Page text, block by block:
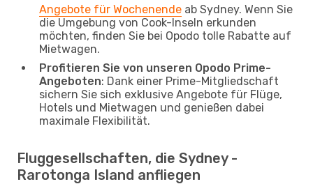
Angebote für Wochenende ab Sydney. Wenn Sie
die Umgebung von Cook-Inseln erkunden
möchten, finden Sie bei Opodo tolle Rabatte auf
Mietwagen.
Profitieren Sie von unseren Opodo Prime-
Angeboten: Dank einer Prime-Mitgliedschaft
sichern Sie sich exklusive Angebote für Flüge,
Hotels und Mietwagen und genießen dabei
maximale Flexibilität.
Fluggesellschaften, die Sydney -
Rarotonga Island anfliegen